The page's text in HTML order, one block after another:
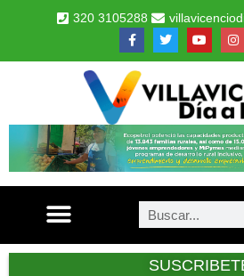
320 3105288